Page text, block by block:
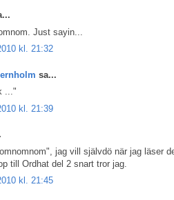
Just sayin...
kl. 21:32
sa...
..."
kl. 21:39
jag vill självdö när jag läser
till Ordhat del 2 snart tror jag.
kl. 21:45